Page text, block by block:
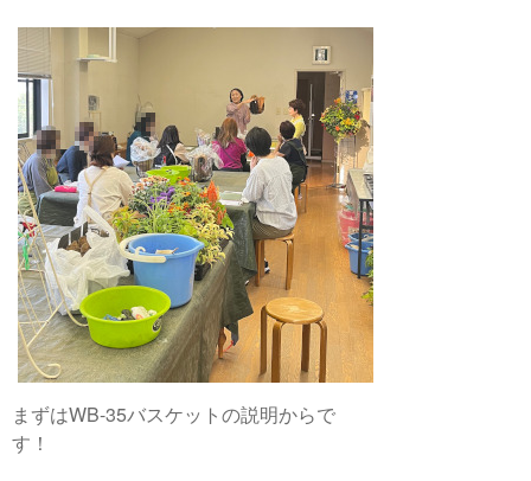
まずはWB-35バスケットの説明からで
す！